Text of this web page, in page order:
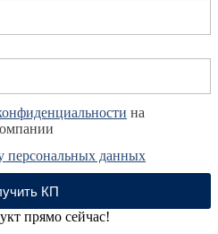
на
персональных данных
КП
прямо сейчас!